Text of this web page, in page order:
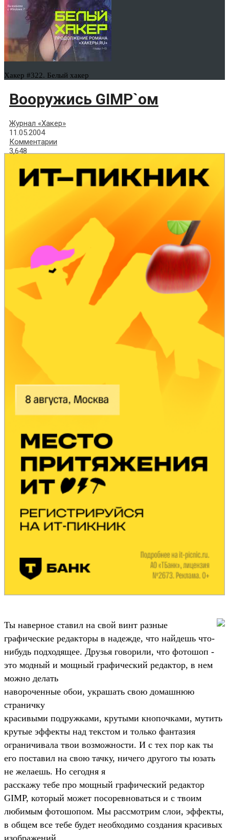
Хакер #322. Белый хакер
Вооружись GIMP`ом
Журнал «Хакер»
11.05.2004
Комментарии
3,648
Ты наверное ставил на свой винт разные
графические редакторы в надежде, что найдешь что-
нибудь подходящее. Друзья говорили, что фотошоп -
это модный и мощный графический редактор, в нем
можно делать
навороченные обои, украшать свою домашнюю
страничку
красивыми подружками, крутыми кнопочками, мутить
крутые эффекты над текстом и только фантазия
ограничивала твои возможности. И с тех пор как ты
его поставил на свою тачку, ничего другого ты юзать
не желаешь. Но сегодня я
расскажу тебе про мощный графический редактор
GIMP, который может посоревноваться и с твоим
любимым фотошопом. Мы рассмотрим слои, эффекты,
в общем все тебе будет необходимо создания красивых
изображений.